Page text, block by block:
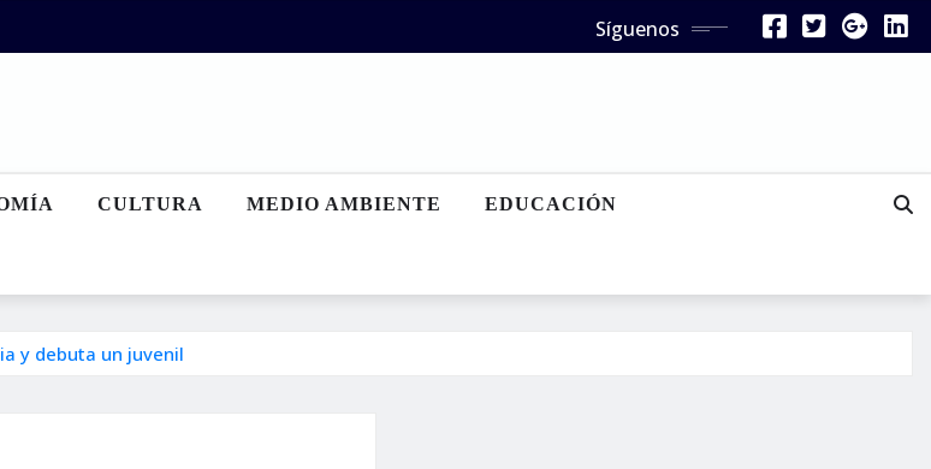
Síguenos
CULTURA MEDIO AMBIENTE EDUCACIÓN
y debuta un juvenil